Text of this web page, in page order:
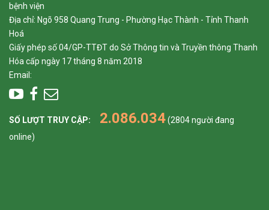
bệnh viện
Địa chỉ: Ngõ 958 Quang Trung - Phường Hạc Thành - Tỉnh Thanh
Hoá
Giấy phép số 04/GP-TTĐT do Sở Thông tin và Truyền thông Thanh
Hóa cấp ngày 17 tháng 8 năm 2018
Email:
SỐ LƯỢT TRUY CẬP: 2.086.034(2804 người đang
online)